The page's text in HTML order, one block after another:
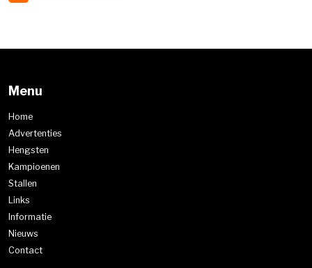
Menu
Home
Advertenties
Hengsten
Kampioenen
Stallen
Links
Informatie
Nieuws
Contact